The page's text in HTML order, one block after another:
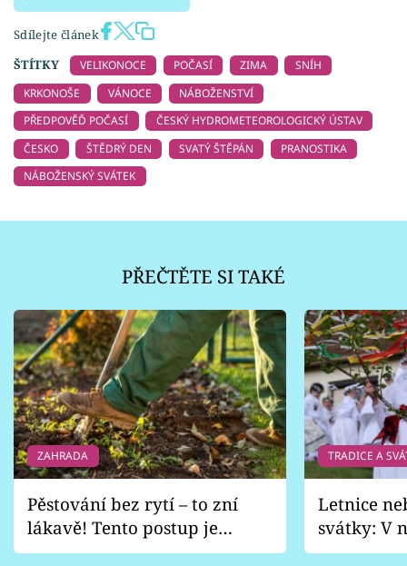
Sdílejte článek
ŠTÍTKY
VELIKONOCE POČASÍ ZIMA
SNÍH
KRKONOŠE
VÁNOCE
NÁBOŽENSTVÍ
PŘEDPOVĚĎ POČASÍ
ČESKÝ HYDROMETEOROLOGICKÝ ÚSTAV
ČESKO
ŠTĚDRÝ DEN SVATÝ ŠTĚPÁN
PRANOSTIKA
NÁBOŽENSKÝ SVÁTEK
PŘEČTĚTE SI TAKÉ
ZAHRADA
Pěstování bez rytí – to zní
lákavě! Tento postup je
vhodný jen pro některé
TRADICE A
Letnice
svátky: V
pondělí